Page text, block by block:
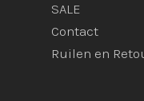
SALE
Contact
Ruilen en